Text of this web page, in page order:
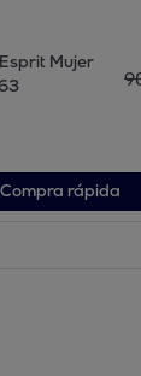
Mujer
Compra rápida